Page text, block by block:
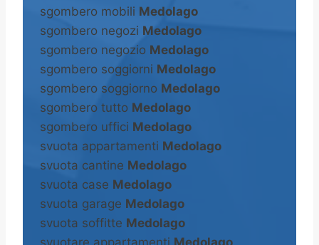
sgombero mobili Medolago
sgombero negozi Medolago
sgombero negozio Medolago
sgombero soggiorni Medolago
sgombero soggiorno Medolago
sgombero tutto Medolago
sgombero uffici Medolago
svuota appartamenti Medolago
svuota cantine Medolago
svuota case Medolago
svuota garage Medolago
svuota soffitte Medolago
svuotare appartamenti Medolago